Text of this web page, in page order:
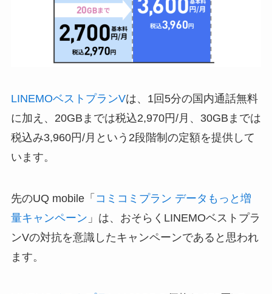
LINEMOベストプランVは、1回5分の国内通話無料
に加え、20GBまでは税込2,970円/月、30GBまでは
税込み3,960円/月という2段階制の定額を提供して
います。
先のUQ mobile「 コミコミプラン データもっと増
量キャンペーン 」は、おそらくLINEMOベストプラ
ンVの対抗を意識したキャンペーンであると思われ
ます。